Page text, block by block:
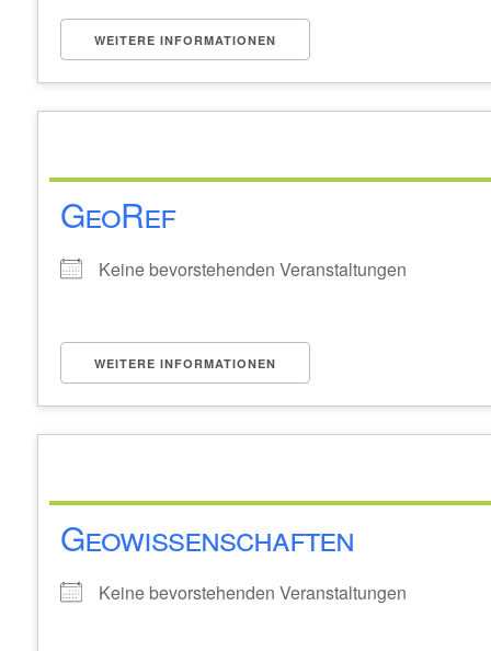
WEITERE INFORMATIONEN
GeoRef
Keine bevorstehenden Veranstaltungen
WEITERE INFORMATIONEN
Geowissenschaften
Keine bevorstehenden Veranstaltungen